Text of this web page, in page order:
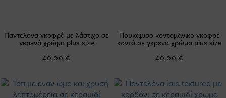
Παντελόνα γκοφρέ με λάστιχο σε
γκρενά χρώμα plus size
40,00 €
Πουκάμισο κοντομάνικο γκοφρέ
κοντό σε γκρενά χρώμα plus size
40,00 €